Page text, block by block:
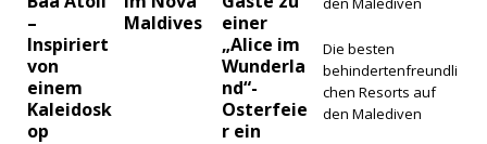
–
Inspiriert
von
einem
Kaleidosk
op
Maldives
einer
„Alice im
Wunderla
nd“-
Osterfeie
r ein
Die besten
behindertenfreundli
chen Resorts auf
den Malediven